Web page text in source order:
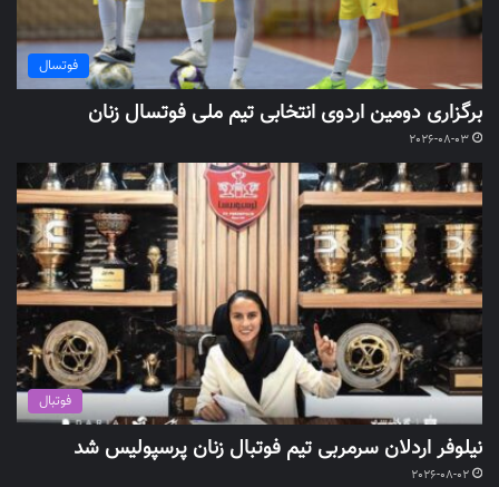
فوتسال
برگزاری دومین اردوی انتخابی تیم ملی فوتسال زنان
2026-08-03
فوتبال
نیلوفر اردلان سرمربی تیم فوتبال زنان پرسپولیس شد
2026-08-02